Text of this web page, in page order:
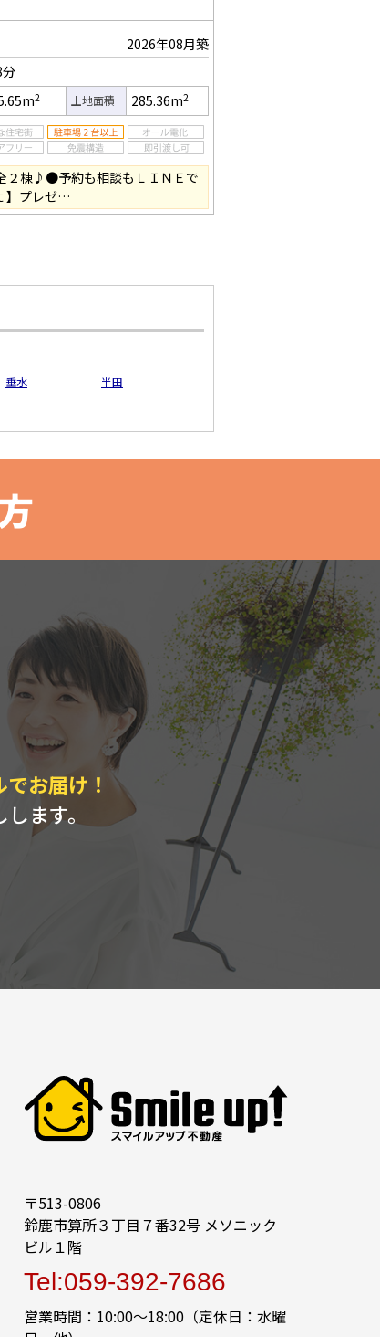
2026年08月築
2 土地面積 285.36m2
棟♪●予約も相談もＬＩＮＥで
】プレゼ…
垂水
半田
お届け！
ます。
〒513-0806
鈴鹿市算所３丁目７番32号 メソニック
ビル１階
Tel:059-392-7686
営業時間：10:00～18:00（定休日：水曜